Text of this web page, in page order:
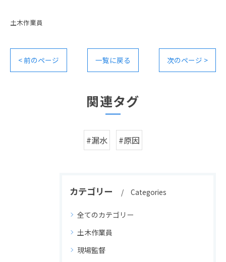
土木作業員
< 前のページ 一覧に戻る 次のページ >
関連タグ
#漏水 #原因
カテゴリー Categories
全てのカテゴリー
土木作業員
現場監督